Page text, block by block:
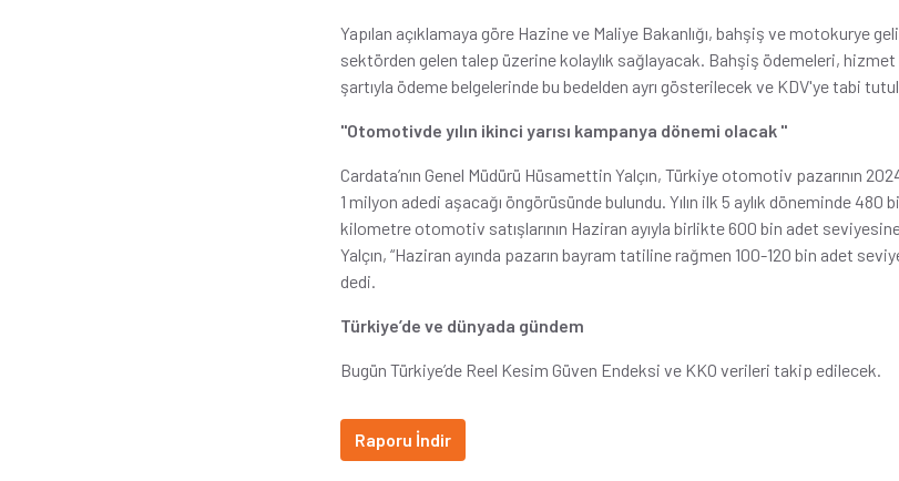
Yapılan açıklamaya göre Hazine ve Maliye Bakanlığı, bahşiş ve motokurye
sektörden gelen talep üzerine kolaylık sağlayacak. Bahşiş ödemeleri, hizmet
şartıyla ödeme belgelerinde bu bedelden ayrı gösterilecek ve KDV'ye tabi
"Otomotivde yılın ikinci yarısı kampanya dönemi olacak "
Cardata’nın Genel Müdürü Hüsamettin Yalçın, Türkiye otomotiv pazarının
1 milyon adedi aşacağı öngörüsünde bulundu. Yılın ilk 5 aylık döneminde 480
kilometre otomotiv satışlarının Haziran ayıyla birlikte 600 bin adet
Yalçın, “Haziran ayında pazarın bayram tatiline rağmen 100-120 bin adet
dedi.
Türkiye’de ve dünyada gündem
Bugün Türkiye’de Reel Kesim Güven Endeksi ve KKO verileri takip edilecek.
Raporu İndir